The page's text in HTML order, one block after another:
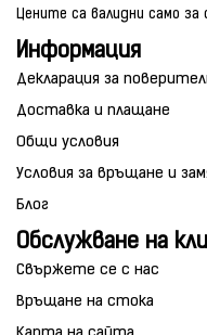
Цените са валидни само за
Информация
Декларация за
Доставка и плащане
Общи условия
Условия за връщане и
Блог
Обслужване на
Свържете се с нас
Връщане на стока